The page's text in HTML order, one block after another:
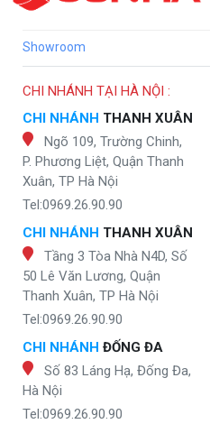
Showroom
CHI NHÁNH TẠI HÀ NỘI :
CHI NHÁNH THANH XUÂN
Ngõ 109, Trường Chinh,
P. Phương Liệt, Quận Thanh
Xuân, TP Hà Nội
Tel:0969.26.90.90
CHI NHÁNH THANH XUÂN
Tầng 3 Tòa Nhà N4D, Số
50 Lê Văn Lương, Quận
Thanh Xuân, TP Hà Nội
Tel:0969.26.90.90
CHI NHÁNH ĐỐNG ĐA
Số 83 Láng Hạ, Đống Đa,
Hà Nội
Tel:0969.26.90.90